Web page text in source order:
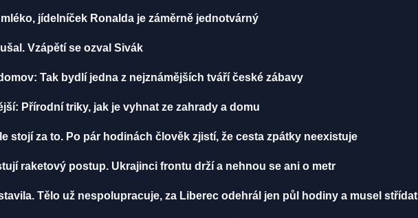
jídelníček Ronalda je záměrně jednotvárný
Vzápětí se ozval Sivák
Tak bydlí jedna z nejznámějších tváří české zábavy
Přírodní triky, jak je vyhnat ze zahrady a domu
stojí za to. Po pár hodinách člověk zjistí, že cesta zpátky neexistuje
raketový postup. Ukrajinci frontu drží a nehnou se ani o metr
Tělo už nespolupracuje, za Liberec odehrál jen půl hodiny a musel střídat